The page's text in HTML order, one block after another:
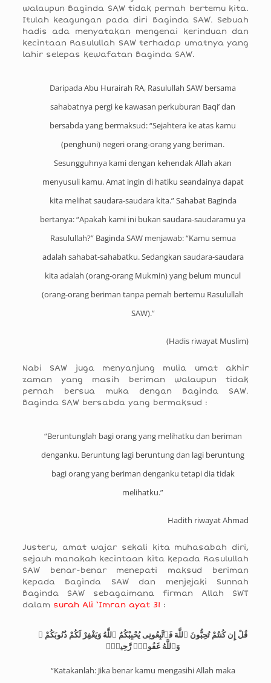
walaupun Baginda SAW tidak pernah bertemu kita.
Itulah keagungan pada diri Baginda SAW. Sebuah
hadis ada menyatakan mengenai kerinduan dan
kecintaan Rasulullah SAW terhadap umatnya yang
lahir selepas kewafatan Baginda SAW.
Daripada Abu Hurairah RA, Rasulullah SAW bersama
sahabatnya pergi ke kawasan perkuburan Baqi’ dan
bersabda yang bermaksud: “Sejahtera ke atas kamu
(penghuni) negeri orang-orang yang beriman.
Sesungguhnya kami dengan kehendak Allah akan
menyusuli kamu. Amat ingin di hatiku seandainya dapat
kita melihat saudara-saudara kita.” Sahabat Baginda
bertanya: “Apakah kami ini bukan saudara-saudaramu ya
Rasulullah?” Baginda SAW menjawab: “Kamu semua
adalah sahabat-sahabatku. Sedangkan saudara-saudara
kita adalah (orang-orang Mukmin) yang belum muncul
(orang-orang beriman tanpa pernah bertemu Rasulullah
SAW).”
(Hadis riwayat Muslim)
Nabi SAW juga menyanjung mulia umat akhir
zaman yang masih beriman walaupun tidak
pernah bersua muka dengan Baginda SAW.
Baginda SAW bersabda yang bermaksud :
“Beruntunglah bagi orang yang melihatku dan beriman
denganku. Beruntung lagi beruntung dan lagi beruntung
bagi orang yang beriman denganku tetapi dia tidak
melihatku.”
Hadith riwayat Ahmad
Justeru, amat wajar sekali kita muhasabah diri,
sejauh manakah kecintaan kita kepada Rasulullah
SAW benar-benar menepati maksud beriman
kepada Baginda SAW dan menjejaki Sunnah
Baginda SAW sebagaimana firman Allah SWT
dalam surah Ali ‘Imran ayat 31 :
قُلْ إِن كُنتُمْ تُحِبُّونَ ٱللَّهَ فَٱتَّبِعُونِى يُحْبِبْكُمُ ٱللَّهُ وَيَغْفِرْ لَكُمْ ذُنُوبَكُمْ ۗ
وَٱللَّهُ غَفُورٌۭ رَّحِيمٌۭ
“Katakanlah: Jika benar kamu mengasihi Allah maka